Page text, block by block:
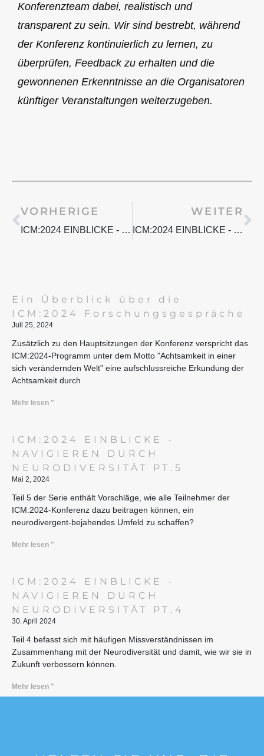
Konferenzteam dabei, realistisch und
transparent zu sein. Wir sind bestrebt, während
der Konferenz kontinuierlich zu lernen, zu
überprüfen, Feedback zu erhalten und die
gewonnenen Erkenntnisse an die Organisatoren
künftiger Veranstaltungen weiterzugeben.
Prev
VORHERIGE
ICM:2024 EINBLICKE - NAVIGIEREN DURCH NEURODIVERSITÄT PT.2
WEITER
ICM:2024 EINBLICKE - NAVIGIEREN DURCH NEURODIVERSITÄT PT.4
Ein Überblick über die
ICM:2024 Forschungsgespräche
Juli 25, 2024
Zusätzlich zu den Hauptsitzungen der Konferenz verspricht das
ICM:2024-Programm unter dem Motto "Achtsamkeit in einer
sich verändernden Welt" eine aufschlussreiche Erkundung der
Achtsamkeit durch
Mehr lesen "
ICM:2024 EINBLICKE -
NAVIGIEREN DURCH
NEURODIVERSITÄT PT.5
Mai 2, 2024
Teil 5 der Serie enthält Vorschläge, wie alle Teilnehmer der
ICM:2024-Konferenz dazu beitragen können, ein
neurodivergent-bejahendes Umfeld zu schaffen?
Mehr lesen "
ICM:2024 EINBLICKE -
NAVIGIEREN DURCH
NEURODIVERSITÄT PT.4
30. April 2024
Teil 4 befasst sich mit häufigen Missverständnissen im
Zusammenhang mit der Neurodiversität und damit, wie wir sie in
Zukunft verbessern können.
Mehr lesen "